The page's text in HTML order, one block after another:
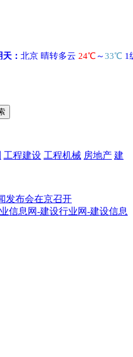
工程建设 工程机械 房地产 建
会在京召开